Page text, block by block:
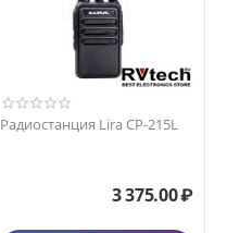
Радиостанция Lira CP-215L
3 375.00₽